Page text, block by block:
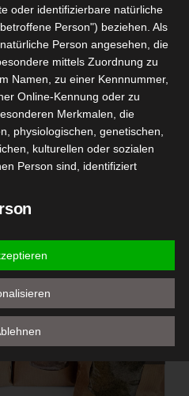
eine Ölverkostung
Ölen Vorort zu probieren.
Arbeit selbst aus
Anbau
und ohne
oder identifizierbare natürliche
Person") beziehen. Als
Person angesehen, die
mittels Zuordnung zu
Namen, zu einer Kennnummer,
Online-Kennung oder zu
Merkmalen, die
physiologischen, genetischen,
kulturellen oder sozialen
Person sind, identifiziert
identifizierte oder
Person, deren
von dem für die Verarbeitung
werden.
oder ohne Hilfe automatisierter
oder jede solche
mit